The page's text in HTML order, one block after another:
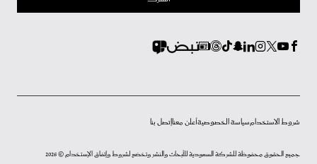
شروط الاستخدامسياسة الخصوصيةأعلن معناإتصل بنا
جميع الحقوق محفوظة للشركة السعودية للأبحاث والنشر وتخضع لشروط وإتفاق الإستخدام © 2026